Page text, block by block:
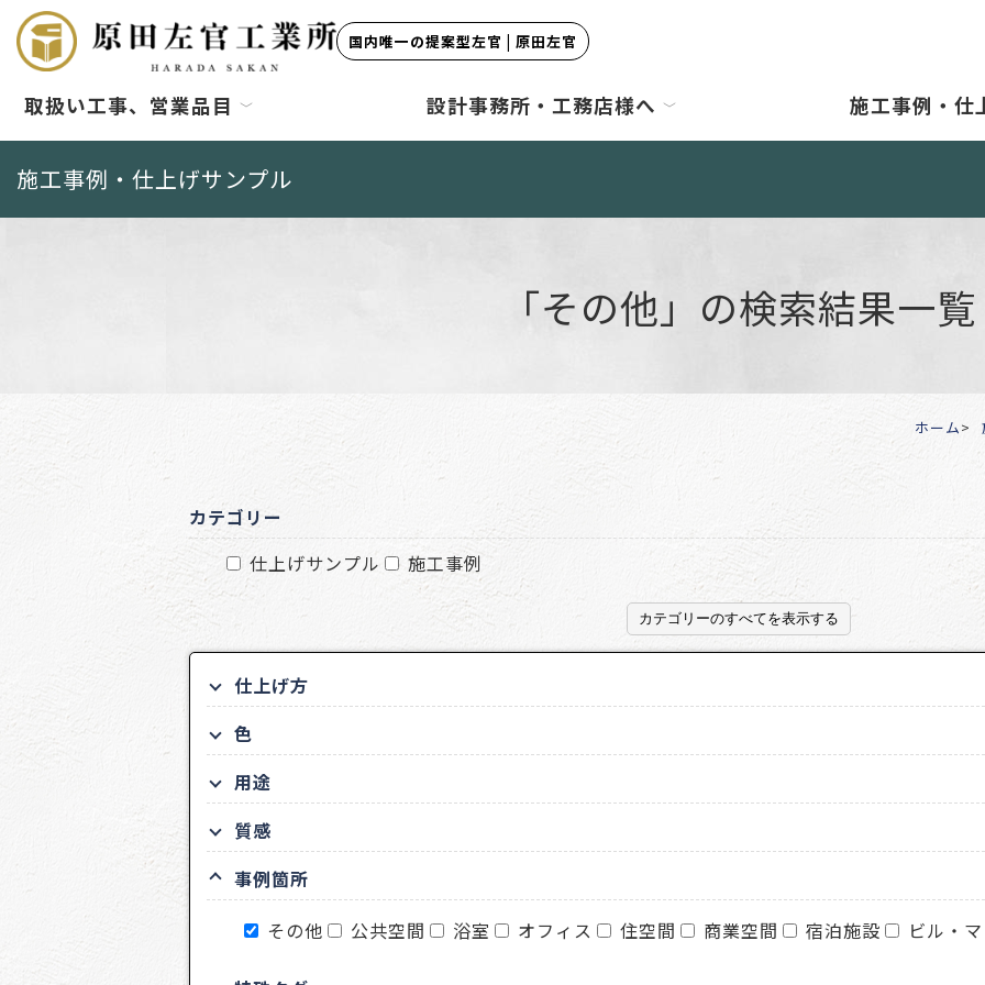
国内唯一の提案型左官 | 原田左官
取扱い工事、営業品目 設計事務所・工務店様へ 施工事例・仕
施工事例・仕上げサンプル
「その他」の検索結果一覧
ホーム
カテゴリー
仕上げサンプル
施工事例
カテゴリーのすべてを表示する
仕上げ方
色
用途
質感
事例箇所
その他
公共空間 浴室 オフィス 住空間 商業空間 宿泊施設 ビル・